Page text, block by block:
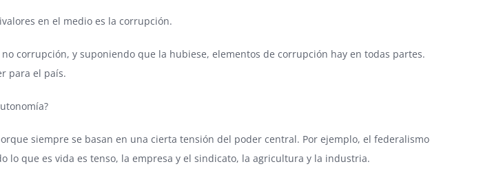
en el medio es la corrupción.
corrupción, y suponiendo que la hubiese, elementos de corrupción hay en todas partes.
para el país.
siempre se basan en una cierta tensión del poder central. Por ejemplo, el federalismo
lo que es vida es tenso, la empresa y el sindicato, la agricultura y la industria.